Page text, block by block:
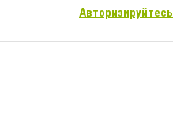
Авторизируйтесь